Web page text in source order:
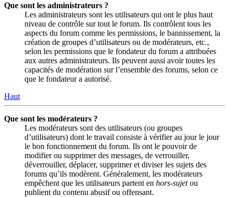
Que sont les administrateurs ?
Les administrateurs sont les utilisateurs qui ont le plus haut
niveau de contrôle sur tout le forum. Ils contrôlent tous les
aspects du forum comme les permissions, le bannissement, la
création de groupes d’utilisateurs ou de modérateurs, etc.,
selon les permissions que le fondateur du forum a attribuées
aux autres administrateurs. Ils peuvent aussi avoir toutes les
capacités de modération sur l’ensemble des forums, selon ce
que le fondateur a autorisé.
Haut
Que sont les modérateurs ?
Les modérateurs sont des utilisateurs (ou groupes
d’utilisateurs) dont le travail consiste à vérifier au jour le jour
le bon fonctionnement du forum. Ils ont le pouvoir de
modifier ou supprimer des messages, de verrouiller,
déverrouiller, déplacer, supprimer et diviser les sujets des
forums qu’ils modèrent. Généralement, les modérateurs
empêchent que les utilisateurs partent en hors-sujetou
publient du contenu abusif ou offensant.